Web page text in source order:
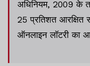
अधिनियम, 2009 के
25 प्रतिशत आरक्षित
ऑनलाइन लॉटरी का